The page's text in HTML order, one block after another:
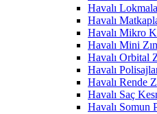
Havalı
Havalı
Havalı Mikro
Havalı Mini
Havalı Orbital
Havalı
Havalı Rende
Havalı Saç
Havalı Somun